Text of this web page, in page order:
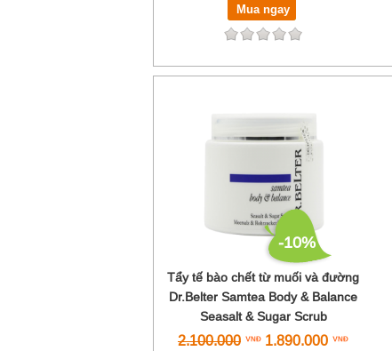
Mua ngay
-10%
Tẩy tế bào chết từ muối và đường
Dr.Belter Samtea Body & Balance
Seasalt & Sugar Scrub
2.100.000 1.890.000